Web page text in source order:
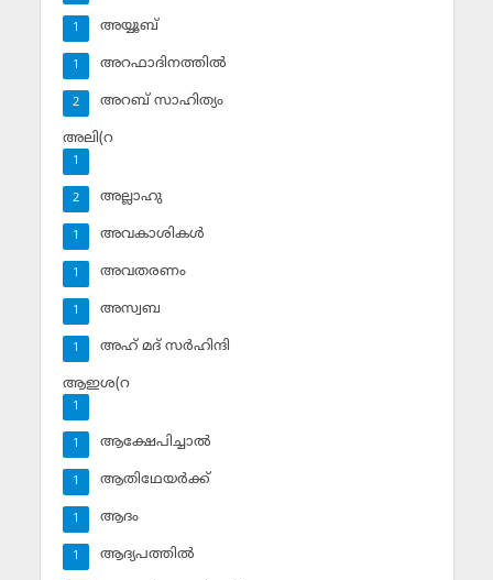
അയ്യൂബ്‌
1
അറഫാദിനത്തില്‍
1
അറബ് സാഹിത്യം
2
അലി(റ
1
അല്ലാഹു
2
അവകാശികള്‍
1
അവതരണം
1
അസ്വബ
1
അഹ് മദ് സര്‍ഹിന്ദി
1
ആഇശ(റ
1
ആക്ഷേപിച്ചാല്‍
1
ആതിഥേയര്‍ക്ക്
1
ആദം
1
ആദ്യപത്തില്‍
1